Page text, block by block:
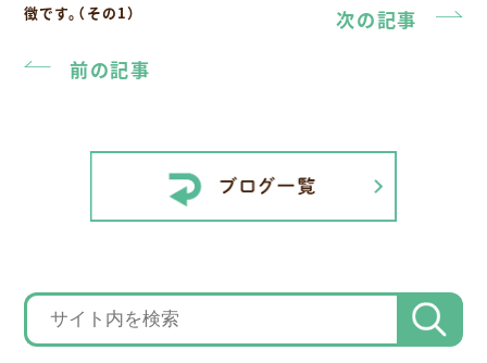
徴です。（その1）
前の記事
次の記事